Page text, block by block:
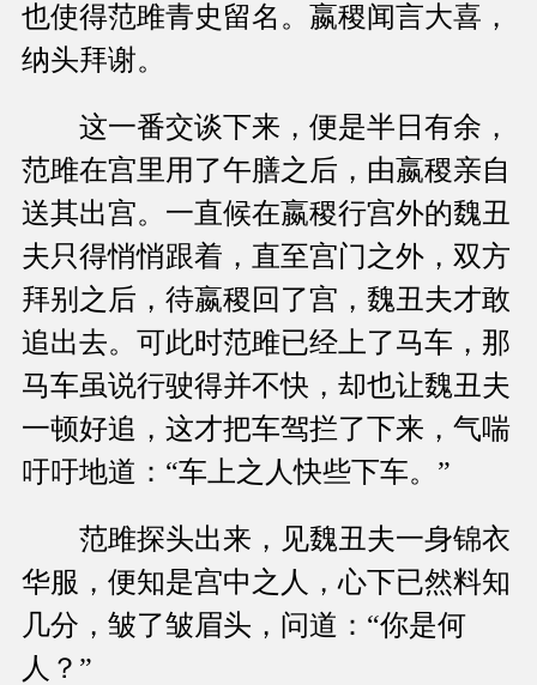
也使得范雎青史留名。嬴稷闻言大喜，
纳头拜谢。
这一番交谈下来，便是半日有余，
范雎在宫里用了午膳之后，由嬴稷亲自
送其出宫。一直候在嬴稷行宫外的魏丑
夫只得悄悄跟着，直至宫门之外，双方
拜别之后，待嬴稷回了宫，魏丑夫才敢
追出去。可此时范雎已经上了马车，那
马车虽说行驶得并不快，却也让魏丑夫
一顿好追，这才把车驾拦了下来，气喘
吁吁地道：“车上之人快些下车。”
范雎探头出来，见魏丑夫一身锦衣
华服，便知是宫中之人，心下已然料知
几分，皱了皱眉头，问道：“你是何
人？”